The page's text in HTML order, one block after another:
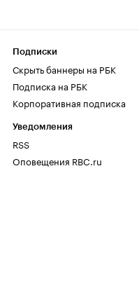
Подписки
Скрыть баннеры на РБК
Подписка на РБК
Корпоративная подписка
Уведомления
RSS
Оповещения RBC.ru